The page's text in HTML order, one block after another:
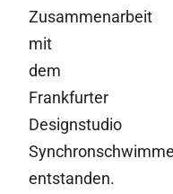
Zusammenarbeit
mit
dem
Frankfurter
Designstudio
entstanden.